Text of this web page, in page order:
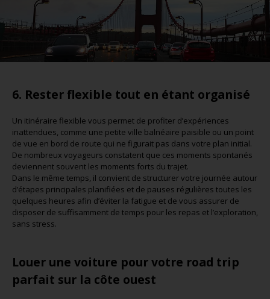
6. Rester flexible tout en étant organisé
Un itinéraire flexible vous permet de profiter d’expériences
inattendues, comme une petite ville balnéaire paisible ou un point
de vue en bord de route qui ne figurait pas dans votre plan initial.
De nombreux voyageurs constatent que ces moments spontanés
deviennent souvent les moments forts du trajet.
Dans le même temps, il convient de structurer votre journée autour
d’étapes principales planifiées et de pauses régulières toutes les
quelques heures afin d’éviter la fatigue et de vous assurer de
disposer de suffisamment de temps pour les repas et l’exploration,
sans stress.
Louer une voiture pour votre road trip
parfait sur la côte ouest